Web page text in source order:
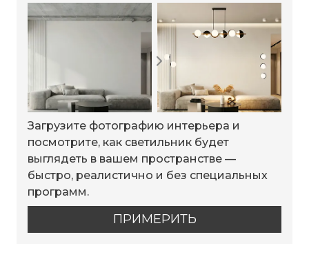
Загрузите фотографию интерьера и
посмотрите, как светильник будет
выглядеть в вашем пространстве —
быстро, реалистично и без специальных
программ.
ПРИМЕРИТЬ